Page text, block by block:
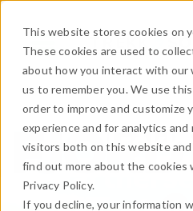
This website stores cookies on
These cookies are used to
about how you interact with our
us to remember you. We use
order to improve and customize
experience and for analytics
visitors both on this website
find out more about the cookies
Privacy Policy.
If you decline, your information